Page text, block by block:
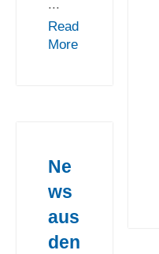
...
Read
More
Ne
ws
aus
den